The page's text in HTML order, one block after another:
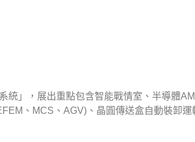
統」，展出重點包含智能戰情室、半導體
、MCS、AGV)、晶圓傳送盒自動裝卸